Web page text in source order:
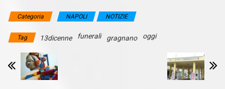
Categoria NAPOLI NOTIZIE
Tag 13dicenne funerali gragnano oggi